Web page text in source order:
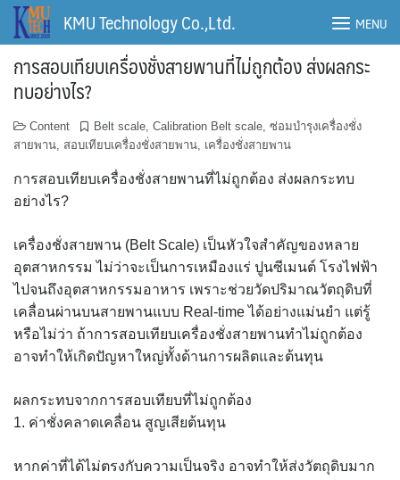
Skip
KMU Technology Co.,Ltd. MENU
การสอบเทียบเครื่องชั่งสายพานที่ไม่ถูกต้อง ส่งผลกระ
ทบอย่างไร?
Content Belt scale, Calibration Belt scale, ซ่อมบำรุงเครื่องชั่ง
สายพาน, สอบเทียบเครื่องชั่งสายพาน, เครื่องชั่งสายพาน
การสอบเทียบเครื่องชั่งสายพานที่ไม่ถูกต้อง ส่งผลกระทบ
อย่างไร?
เครื่องชั่งสายพาน (Belt Scale) เป็นหัวใจสำคัญของหลาย
อุตสาหกรรม ไม่ว่าจะเป็นการเหมืองแร่ ปูนซีเมนต์ โรงไฟฟ้า
ไปจนถึงอุตสาหกรรมอาหาร เพราะช่วยวัดปริมาณวัตถุดิบที่
เคลื่อนผ่านบนสายพานแบบ Real-time ได้อย่างแม่นยำ แต่รู้
หรือไม่ว่า ถ้าการสอบเทียบเครื่องชั่งสายพานทำไม่ถูกต้อง
อาจทำให้เกิดปัญหาใหญ่ทั้งด้านการผลิตและต้นทุน
ผลกระทบจากการสอบเทียบที่ไม่ถูกต้อง
1. ค่าชั่งคลาดเคลื่อน สูญเสียต้นทุน
หากค่าที่ได้ไม่ตรงกับความเป็นจริง อาจทำให้ส่งวัตถุดิบมาก